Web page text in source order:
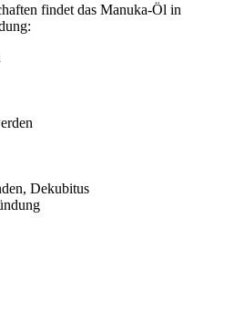
findet das Manuka-Öl in
Dekubitus